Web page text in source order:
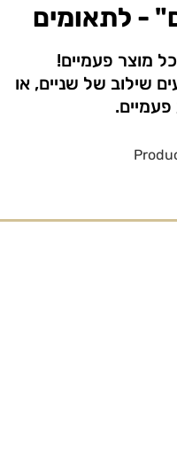
- לתאומים
מוצר פעמיים!
שילוב של שניים, או